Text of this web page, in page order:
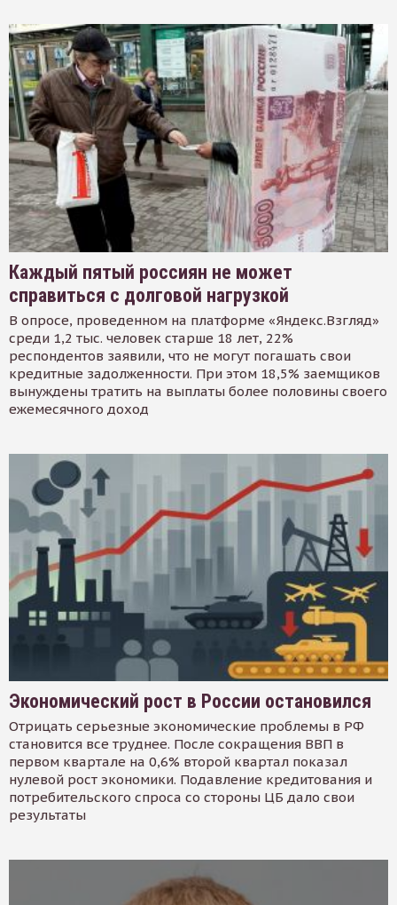
Каждый пятый россиян не может
справиться с долговой нагрузкой
В опросе, проведенном на платформе «Яндекс.Взгляд»
среди 1,2 тыс. человек старше 18 лет, 22%
респондентов заявили, что не могут погашать свои
кредитные задолженности. При этом 18,5% заемщиков
вынуждены тратить на выплаты более половины своего
ежемесячного доход
Экономический рост в России остановился
Отрицать серьезные экономические проблемы в РФ
становится все труднее. После сокращения ВВП в
первом квартале на 0,6% второй квартал показал
нулевой рост экономики. Подавление кредитования и
потребительского спроса со стороны ЦБ дало свои
результаты